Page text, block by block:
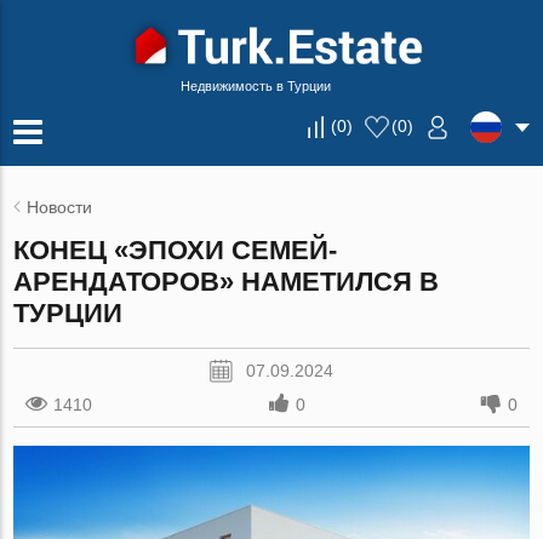
Недвижимость в Турции
(0) (0)
Новости
КОНЕЦ «ЭПОХИ СЕМЕЙ-
АРЕНДАТОРОВ» НАМЕТИЛСЯ В
ТУРЦИИ
07.09.2024
1410
0 0